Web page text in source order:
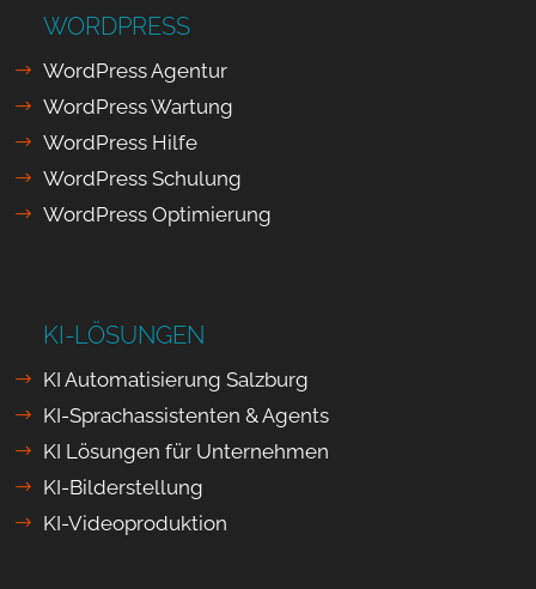
WORDPRESS
WordPress Agentur
WordPress Wartung
WordPress Hilfe
WordPress Schulung
WordPress Optimierung
KI-LÖSUNGEN
KI Automatisierung Salzburg
KI-Sprachassistenten & Agents
KI Lösungen für Unternehmen
KI-Bilderstellung
KI-Videoproduktion